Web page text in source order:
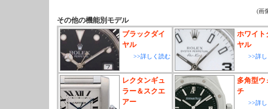
(画
その他の機能別モデル
ブラックダイ
ヤル
>>詳しく読む
ホワイト
ヤル
>>詳
レクタンギュ
ラー＆スクエ
アー
多角型ウ
チ
>>詳